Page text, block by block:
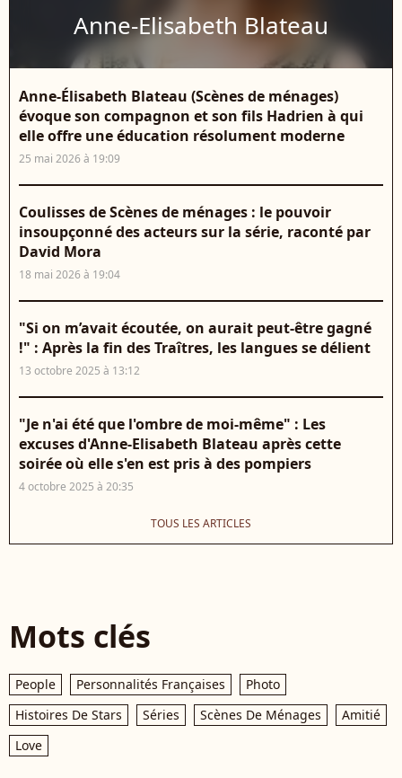
Anne-Elisabeth Blateau
Anne-Élisabeth Blateau (Scènes de ménages)
évoque son compagnon et son fils Hadrien à qui
elle offre une éducation résolument moderne
25 mai 2026 à 19:09
Coulisses de Scènes de ménages : le pouvoir
insoupçonné des acteurs sur la série, raconté par
David Mora
18 mai 2026 à 19:04
"Si on m’avait écoutée, on aurait peut-être gagné
!" : Après la fin des Traîtres, les langues se délient
13 octobre 2025 à 13:12
"Je n'ai été que l'ombre de moi-même" : Les
excuses d'Anne-Elisabeth Blateau après cette
soirée où elle s'en est pris à des pompiers
4 octobre 2025 à 20:35
TOUS LES ARTICLES
Mots clés
People Personnalités Françaises
Photo
Histoires De Stars
Séries Scènes De Ménages
Amitié
Love